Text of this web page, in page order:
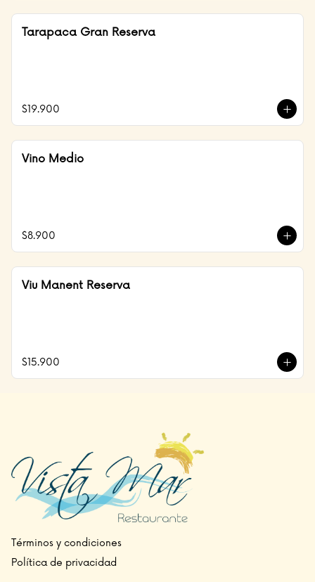
Tarapaca Gran Reserva
$19.900
Vino Medio
$8.900
Viu Manent Reserva
$15.900
Términos y condiciones
Política de privacidad